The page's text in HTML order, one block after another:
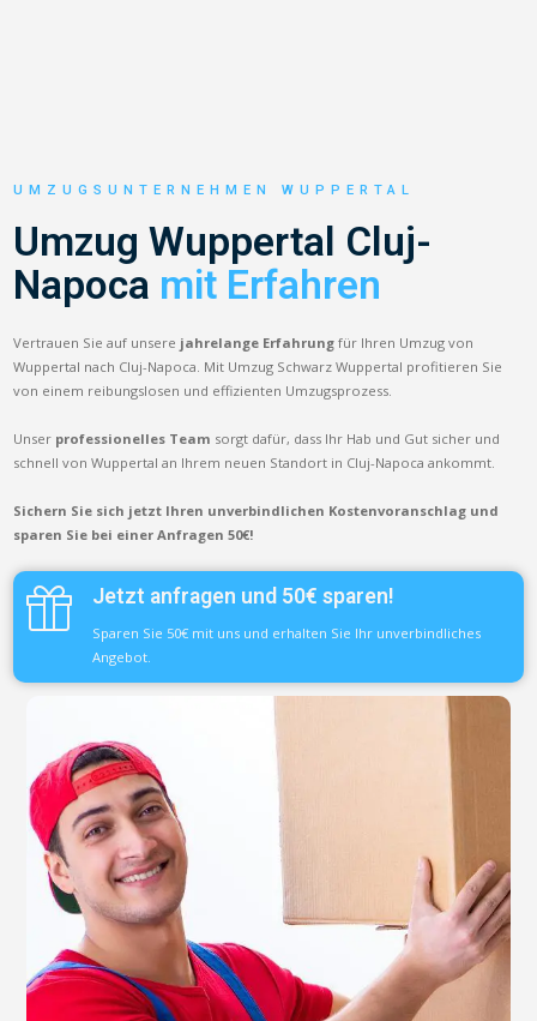
UMZUGSUNTERNEHMEN WUPPERTAL
Umzug Wuppertal Cluj-
Napoca mit Erfahren
Vertrauen Sie auf unsere jahrelange Erfahrung für Ihren Umzug von
Wuppertal nach Cluj-Napoca. Mit Umzug Schwarz Wuppertal profitieren Sie
von einem reibungslosen und effizienten Umzugsprozess.
Unser professionelles Team sorgt dafür, dass Ihr Hab und Gut sicher und
schnell von Wuppertal an Ihrem neuen Standort in Cluj-Napoca ankommt.
Sichern Sie sich jetzt Ihren unverbindlichen Kostenvoranschlag und
sparen Sie bei einer Anfragen 50€!
Jetzt anfragen und 50€ sparen!
Sparen Sie 50€ mit uns und erhalten Sie Ihr unverbindliches
Angebot.